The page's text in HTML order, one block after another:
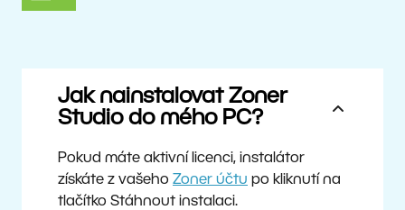
Jak nainstalovat Zoner
Studio do mého PC?
Pokud máte aktivní licenci, instalátor
získáte z vašeho Zoner účtu po kliknutí na
tlačítko Stáhnout instalaci.